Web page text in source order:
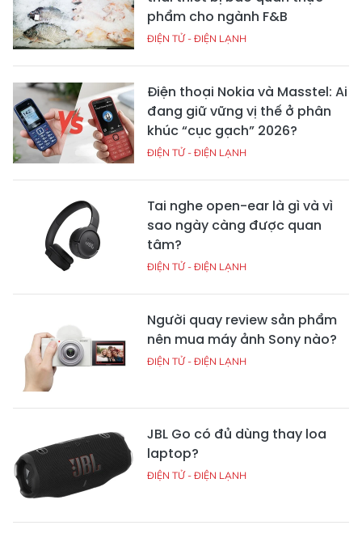
phẩm cho ngành F&B
ĐIỆN TỬ - ĐIỆN LẠNH
Điện thoại Nokia và Masstel: Ai
đang giữ vững vị thế ở phân
khúc “cục gạch” 2026?
ĐIỆN TỬ - ĐIỆN LẠNH
Tai nghe open-ear là gì và vì
sao ngày càng được quan
tâm?
ĐIỆN TỬ - ĐIỆN LẠNH
Người quay review sản phẩm
nên mua máy ảnh Sony nào?
ĐIỆN TỬ - ĐIỆN LẠNH
JBL Go có đủ dùng thay loa
laptop?
ĐIỆN TỬ - ĐIỆN LẠNH